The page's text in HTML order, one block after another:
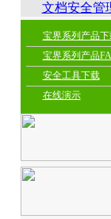
文档安全管
宝界系列产品
宝界系列产品
安全工具下载
在线演示